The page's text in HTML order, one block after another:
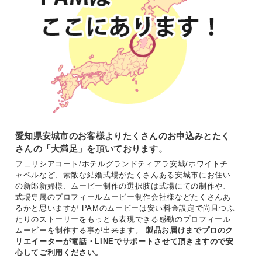
愛知県安城市のお客様よりたくさんのお申込みとたく
さんの「大満足」を頂いております。
フェリシアコート/ホテルグランドティアラ安城/ホワイトチ
ャペルなど、素敵な結婚式場がたくさんある安城市にお住い
の新郎新婦様、ムービー制作の選択肢は式場にての制作や、
式場専属のプロフィールムービー制作会社様などたくさんあ
るかと思いますが PAMのムービーは安い料金設定で尚且つふ
たりのストーリーをもっとも表現できる感動のプロフィール
ムービーを制作する事が出来ます。 製品お届けまでプロのク
リエイーターが電話・LINEでサポートさせて頂きますので安
心してご利用ください。